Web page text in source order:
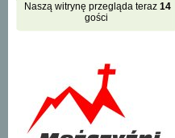
Naszą witrynę przegląda teraz 14
gości